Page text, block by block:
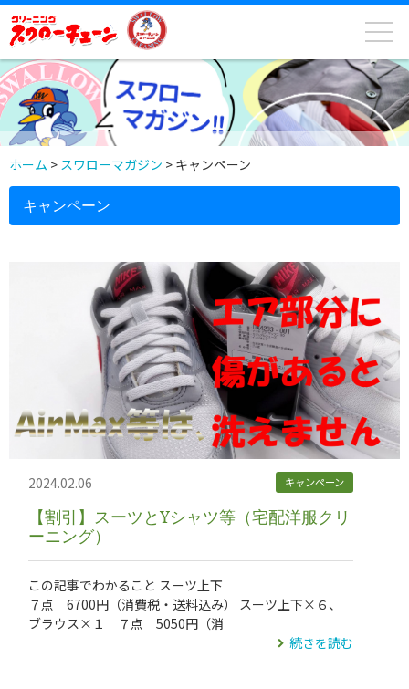
ホーム > スワローマガジン > キャンペーン
キャンペーン
【割引】スーツとYシャツ等（宅配洋服クリ
ーニング）
2024.02.06 キャンペーン
この記事でわかること スーツ上下
７点 6700円（消費税・送料込み） スーツ上下×６、
ブラウス×１ ７点 5050円（消
続きを読む